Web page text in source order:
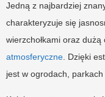
Jedną z najbardziej
charakteryzuje się
wierzchołkami oraz
atmosferyczne. Dzięki
jest w ogrodach,